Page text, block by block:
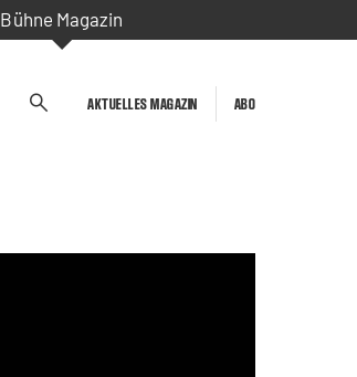
Bühne Magazin
AKTUELLES MAGAZIN ABO